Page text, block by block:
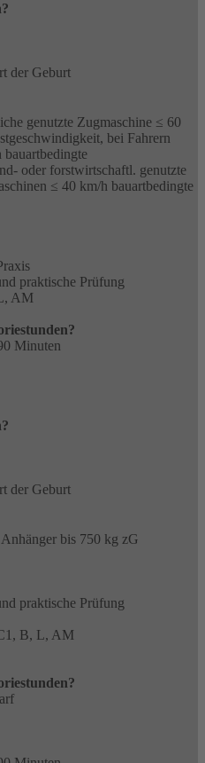
der Geburt
genutzte Zugmaschine ≤ 60
bei Fahrern
bauartbedingte
oder forstwirtschaftl. genutzte
≤ 40 km/h bauartbedingte
praktische Prüfung
AM
Minuten
der Geburt
bis 750 kg zG
praktische Prüfung
B, L, AM